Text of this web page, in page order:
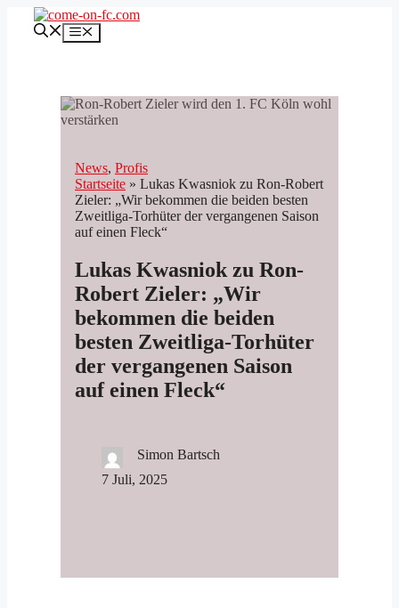
Inhalt
Menü
News, Profis
Startseite » Lukas Kwasniok zu Ron-Robert
Zieler: „Wir bekommen die beiden besten
Zweitliga-Torhüter der vergangenen Saison
auf einen Fleck“
Lukas Kwasniok zu Ron-
Robert Zieler: „Wir
bekommen die beiden
besten Zweitliga-Torhüter
der vergangenen Saison
auf einen Fleck“
Simon Bartsch
7 Juli, 2025